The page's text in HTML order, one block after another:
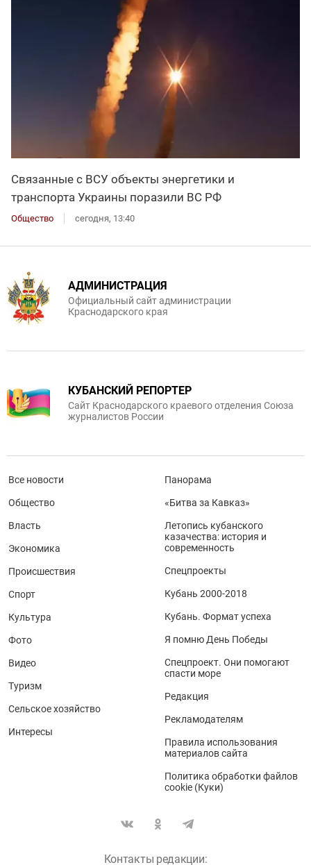
Связанные с ВСУ объекты энергетики и
транспорта Украины поразили ВС РФ
Общество сегодня, 13:40
АДМИНИСТРАЦИЯ
Официальный сайт администрации
Краснодарского края
КУБАНСКИЙ РЕПОРТЕР
Сайт Краснодарского краевого отделения Союза
журналистов России
Все новости
Общество
Власть
Экономика
Происшествия
Спорт
Культура
Фото
Видео
Туризм
Сельское хозяйство
Интересы
Панорама
«Битва за Кавказ»
Летопись кубанского
казачества: история и
современность
Спецпроекты
Кубань 2000-2018
Кубань. Формат успеха
Я помню День Победы
Спецпроект. Они помогают
спасти море
Редакция
Рекламодателям
Правила использования
материалов сайта
Политика обработки файлов
cookie (Куки)
Контакты редакции: